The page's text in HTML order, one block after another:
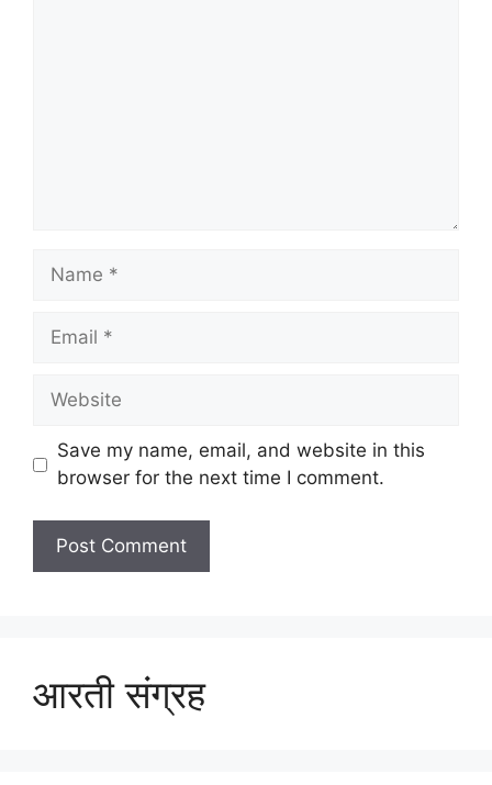
Name
Email
Website
Save my name, email, and website in this
browser for the next time I comment.
आरती संग्रह